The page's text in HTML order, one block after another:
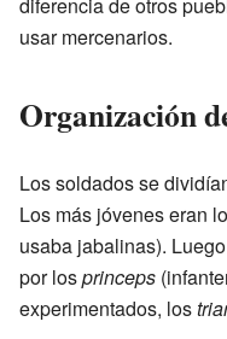
usar mercenarios.
Organización
Los soldados se
Los más jóvenes eran
usaba jabalinas).
por losprinceps
experimentados, los